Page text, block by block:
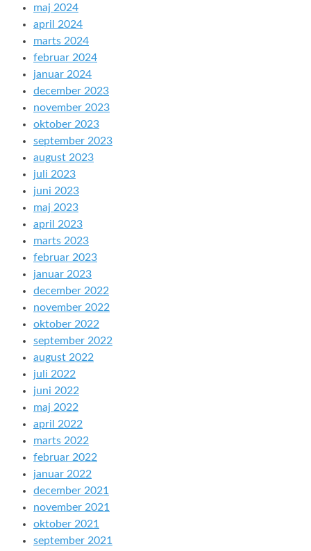
maj 2024
april 2024
marts 2024
februar 2024
januar 2024
december 2023
november 2023
oktober 2023
september 2023
august 2023
juli 2023
juni 2023
maj 2023
april 2023
marts 2023
februar 2023
januar 2023
december 2022
november 2022
oktober 2022
september 2022
august 2022
juli 2022
juni 2022
maj 2022
april 2022
marts 2022
februar 2022
januar 2022
december 2021
november 2021
oktober 2021
september 2021